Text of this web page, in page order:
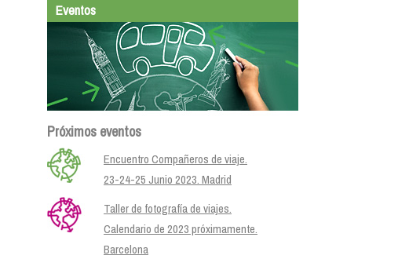
Eventos
Próximos eventos
Encuentro Compañeros de viaje.
23-24-25 Junio 2023. Madrid
Taller de fotografía de viajes.
Calendario de 2023 próximamente.
Barcelona